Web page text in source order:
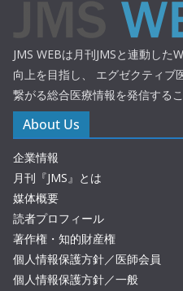
JMS WEBは月刊JMSと連動した
向上を目指し、 エグゼクティブ
繋がる総合医療情報を発信する
About Us
企業情報
月刊『JMS』とは
媒体概要
読者プロフィール
著作権・知的財産権
個人情報保護方針／医師会員
個人情報保護方針／一般